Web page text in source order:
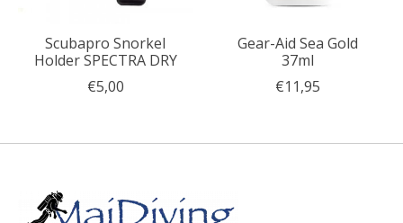
Scubapro Snorkel
Holder SPECTRA DRY
€5,00
Gear-Aid Sea Gold
37ml
€11,95